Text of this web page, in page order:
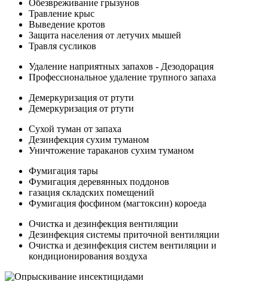
Обезвреживание грызунов
Травление крыс
Выведение кротов
Защита населения от летучих мышей
Травля сусликов
Удаление наприятных запахов - Дезодорация
Профессиональное удаление трупного запаха
Демеркуризация от ртути
Демеркуризация от ртути
Сухой туман от запаха
Дезинфекция сухим туманом
Уничтожение тараканов сухим туманом
Фумигация тары
Фумигация деревянных поддонов
газация складских помещений
Фумигация фосфином (магтоксин) короеда
Очистка и дезинфекция вентиляции
Дезинфекция системы приточной вентиляции
Очистка и дезинфекция систем вентиляции и
кондиционирования воздуха